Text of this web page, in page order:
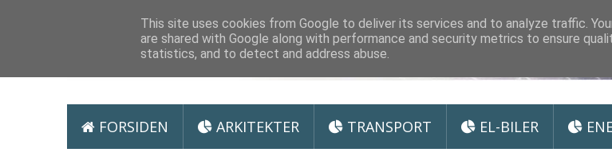
Arkitektur &
FORSIDEN ARKITEKTER TRANSPORT EL-BILER
This site uses cookies from Google to deliver its services and to analyze traffic.
are shared with Google along with performance and security metrics to ensure
statistics, and to detect and address abuse.